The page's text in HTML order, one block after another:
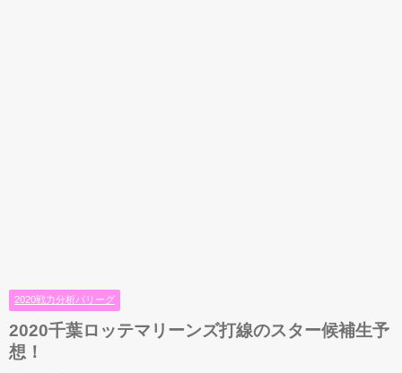
2020戦力分析パリーグ
2020千葉ロッテマリーンズ打線のスター候補生予
想！